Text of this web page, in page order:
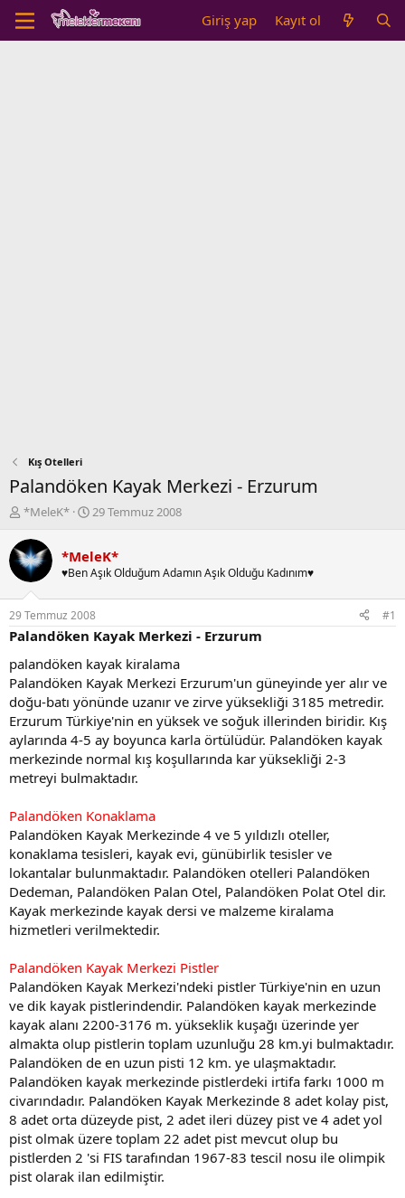
Giriş yap Kayıt ol
Kış Otelleri
Palandöken Kayak Merkezi - Erzurum
K
n
b
u
y
u
b
a
ş
l
a
t
a
n
*MeleK*
B
l
a
g
ı
ç
a
r
i
h
29 Temmuz 2008
*MeleK*
♥Ben Aşık Olduğum Adamın Aşık Olduğu Kadınım♥
29 Temmuz 2008 #1
Palandöken Kayak Merkezi - Erzurum
palandöken kayak kiralama
Palandöken Kayak Merkezi Erzurum'un güneyinde yer alır ve
doğu-batı yönünde uzanır ve zirve yüksekliği 3185 metredir.
Erzurum Türkiye'nin en yüksek ve soğuk illerinden biridir. Kış
aylarında 4-5 ay boyunca karla örtülüdür. Palandöken kayak
merkezinde normal kış koşullarında kar yüksekliği 2-3
metreyi bulmaktadır.
Palandöken Konaklama
Palandöken Kayak Merkezinde 4 ve 5 yıldızlı oteller,
konaklama tesisleri, kayak evi, günübirlik tesisler ve
lokantalar bulunmaktadır. Palandöken otelleri Palandöken
Dedeman, Palandöken Palan Otel, Palandöken Polat Otel dir.
Kayak merkezinde kayak dersi ve malzeme kiralama
hizmetleri verilmektedir.
Palandöken Kayak Merkezi Pistler
Palandöken Kayak Merkezi'ndeki pistler Türkiye'nin en uzun
ve dik kayak pistlerindendir. Palandöken kayak merkezinde
kayak alanı 2200-3176 m. yükseklik kuşağı üzerinde yer
almakta olup pistlerin toplam uzunluğu 28 km.yi bulmaktadır.
Palandöken de en uzun pisti 12 km. ye ulaşmaktadır.
Palandöken kayak merkezinde pistlerdeki irtifa farkı 1000 m
civarındadır. Palandöken Kayak Merkezinde 8 adet kolay pist,
8 adet orta düzeyde pist, 2 adet ileri düzey pist ve 4 adet yol
pist olmak üzere toplam 22 adet pist mevcut olup bu
pistlerden 2 'si FIS tarafından 1967-83 tescil nosu ile olimpik
pist olarak ilan edilmiştir.